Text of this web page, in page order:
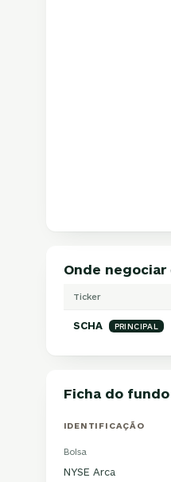
Onde negociar
Ticker
SCHA PRINCIPAL
Ficha do fundo
IDENTIFICAÇÃO
Bolsa
NYSE Arca